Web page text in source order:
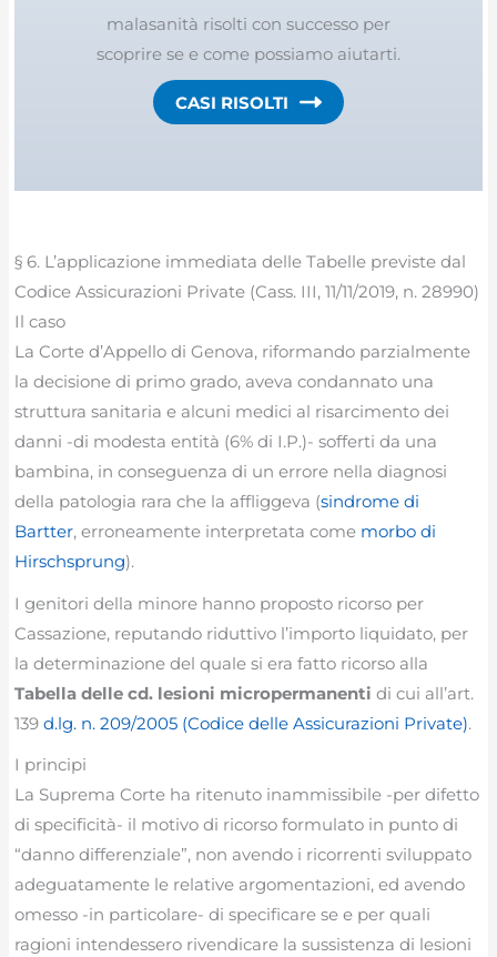
malasanità risolti con successo per
scoprire se e come possiamo aiutarti.
CASI RISOLTI
§ 6. L’applicazione immediata delle Tabelle previste dal
Codice Assicurazioni Private (Cass. III, 11/11/2019, n. 28990)
Il caso
La Corte d’Appello di Genova, riformando parzialmente
la decisione di primo grado, aveva condannato una
struttura sanitaria e alcuni medici al risarcimento dei
danni -di modesta entità (6% di I.P.)- sofferti da una
bambina, in conseguenza di un errore nella diagnosi
della patologia rara che la affliggeva (sindrome di
Bartter, erroneamente interpretata come morbo di
Hirschsprung).
I genitori della minore hanno proposto ricorso per
Cassazione, reputando riduttivo l’importo liquidato, per
la determinazione del quale si era fatto ricorso alla
Tabella delle cd. lesioni micropermanenti di cui all’art.
139d.lg. n. 209/2005 (Codice delle Assicurazioni Private).
I principi
La Suprema Corte ha ritenuto inammissibile -per difetto
di specificità- il motivo di ricorso formulato in punto di
“danno differenziale”, non avendo i ricorrenti sviluppato
adeguatamente le relative argomentazioni, ed avendo
omesso -in particolare- di specificare se e per quali
ragioni intendessero rivendicare la sussistenza di lesioni